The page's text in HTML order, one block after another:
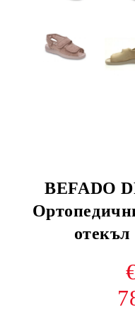
BEFADO